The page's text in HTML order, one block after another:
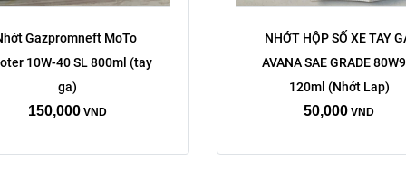
Gazpromneft MoTo
10W-40 SL 800ml (tay
ga)
150,000 VND
NHỚT HỘP SỐ XE TAY
AVANA SAE GRADE
120ml (Nhớt Lap)
50,000 VND